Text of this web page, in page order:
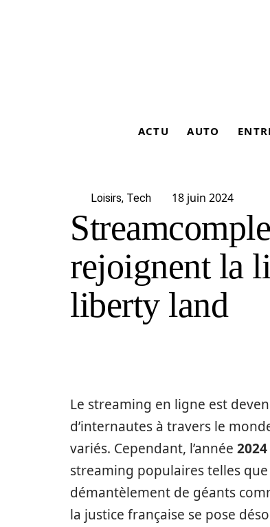
ACTU AUTO
Loisirs, Tech 18 juin 2024
rejoignent la
liberty land
Le streaming en ligne est
d’internautes à travers le
variés. Cependant, l’année 2024
streaming populaires telles que
démantèlement de géants
la justice française se pose